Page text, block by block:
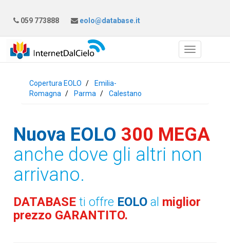
059 773888 eolo@database.it
Copertura EOLO
Emilia-
Romagna
Parma Calestano
Nuova EOLO 300 MEGA
anche dove gli altri non
arrivano.
DATABASEti offre EOLO al miglior
prezzo GARANTITO.